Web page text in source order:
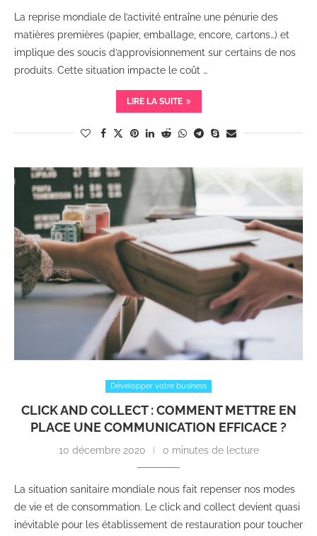
La reprise mondiale de l’activité entraîne une pénurie des
matières premières (papier, emballage, encore, cartons…) et
implique des soucis d’approvisionnement sur certains de nos
produits. Cette situation impacte le coût …
LIRE LA SUITE
Développer votre business
CLICK AND COLLECT : COMMENT METTRE EN
PLACE UNE COMMUNICATION EFFICACE ?
10 décembre 2020 0 minutes de lecture
La situation sanitaire mondiale nous fait repenser nos modes
de vie et de consommation. Le click and collect devient quasi
inévitable pour les établissement de restauration pour toucher